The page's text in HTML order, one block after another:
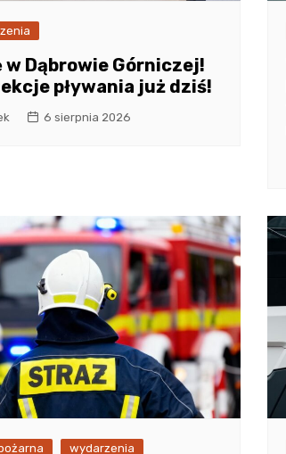
w Dąbrowie Górniczej!
pływania już dziś!
6 sierpnia 2026
wydarzenia